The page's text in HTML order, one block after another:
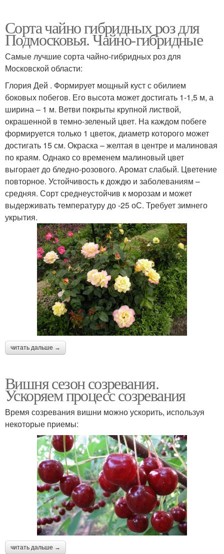
Сорта чайно гибридных роз для
Подмосковья. Чайно-гибридные
Самые лучшие сорта чайно-гибридных роз для
Московской области:
Глория Дей . Формирует мощный куст с обилием
боковых побегов. Его высота может достигать 1-1,5 м, а
ширина – 1 м. Ветви покрыты крупной листвой,
окрашенной в темно-зеленый цвет. На каждом побеге
формируется только 1 цветок, диаметр которого может
достигать 15 см. Окраска – желтая в центре и малиновая
по краям. Однако со временем малиновый цвет
выгорает до бледно-розового. Аромат слабый. Цветение
повторное. Устойчивость к дождю и заболеваниям –
средняя. Сорт среднеустойчив к морозам и может
выдерживать температуру до -25 оС. Требует зимнего
укрытия.
читать дальше →
Вишня сезон созревания.
Ускоряем процесс созревания
Время созревания вишни можно ускорить, используя
некоторые приемы:
читать дальше →